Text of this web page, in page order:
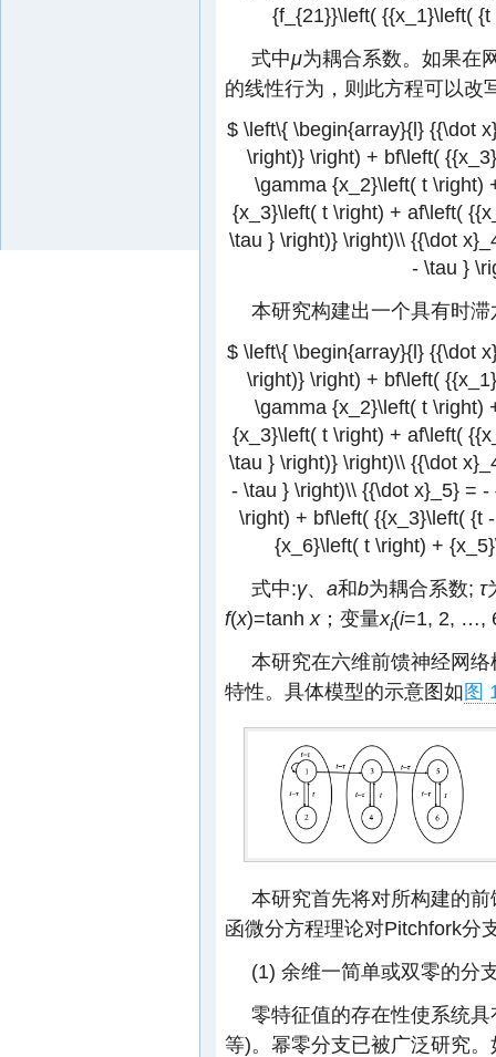
{f_{21}}\left( {{x_1}\left(
式中μ为耦合系数。如果在
的线性行为，则此方程可以改
$ \left\{ \begin{array}{l} {{\dot
\right)} \right) + bf\left(
\gamma {x_2}\left( t \right)
{x_3}\left( t \right) + af\left(
\tau } \right)} \right)\\ {{\dot
- \tau }
本研究构建出一个具有时
$ \left\{ \begin{array}{l} {{\dot
\right)} \right) + bf\left(
\gamma {x_2}\left( t \right)
{x_3}\left( t \right) + af\left(
\tau } \right)} \right)\\ {{\dot
- \tau } \right)\\ {{\dot x}_5} =
\right) + bf\left( {{x_3}\left( {t
{x_6}\left( t \right) +
式中:γ、 a和b为耦合系数; τ
f(x)=tanh x；变量xi(i=1, 2, …,
本研究在六维前馈神经网
特性。具体模型的示意图如图
本研究首先将对所构建的
函微分方程理论对Pitchfork分
(1) 余维一简单或双零的分
零特征值的存在性使系统
等)。幂零分支已被广泛研究